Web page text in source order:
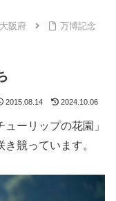
大阪府
万博記念
2015.08.14 2024.10.06
ーリップの花園」
競っています。